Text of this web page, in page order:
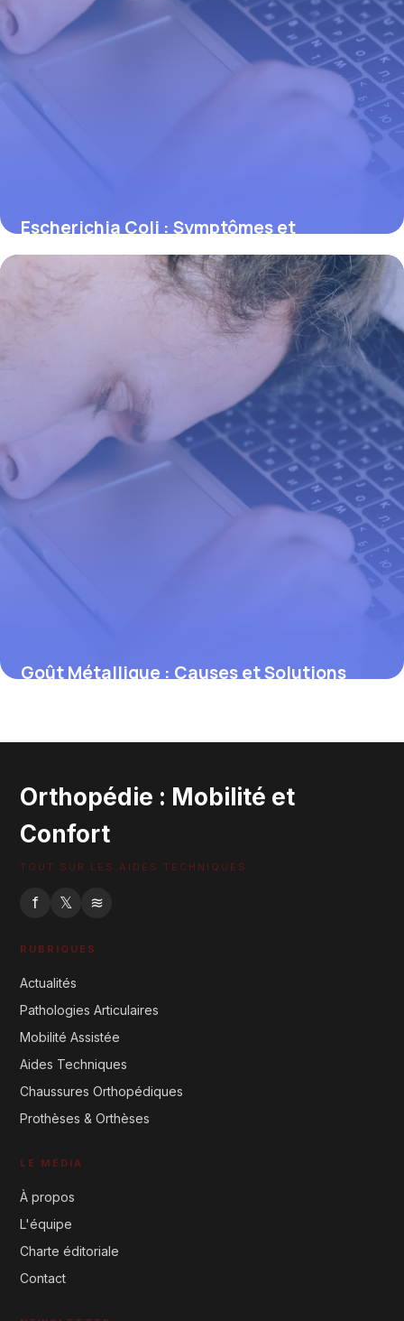
Escherichia Coli : Symptômes et
Prévention
31 mai 2026
Goût Métallique : Causes et Solutions
Orthopédie : Mobilité et
Confort
TOUT SUR LES AIDES TECHNIQUES
f 𝕏 ≋
RUBRIQUES
Actualités
Pathologies Articulaires
Mobilité Assistée
Aides Techniques
Chaussures Orthopédiques
Prothèses & Orthèses
LE MÉDIA
À propos
L'équipe
Charte éditoriale
Contact